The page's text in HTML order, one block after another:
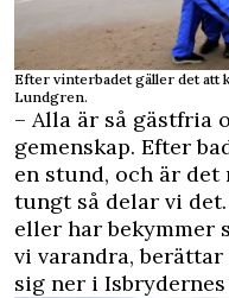
Efter vinterbadet gäller det att
Lundgren.
– Alla är så gästfria
gemenskap. Efter
en stund, och är det
tungt så delar vi
eller har bekymmer
vi varandra,
sig ner i